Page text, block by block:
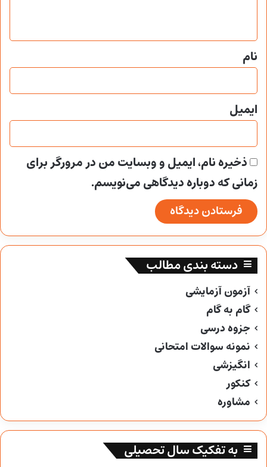
*
نام
ایمیل
ذخیره نام، ایمیل و وبسایت من در مرورگر برای
زمانی که دوباره دیدگاهی می‌نویسم.
دسته بندی مطالب
آزمون آزمایشی
گام به گام
جزوه درسی
نمونه سوالات امتحانی
انگیزشی
کنکور
مشاوره
به تفکیک سال تحصیلی